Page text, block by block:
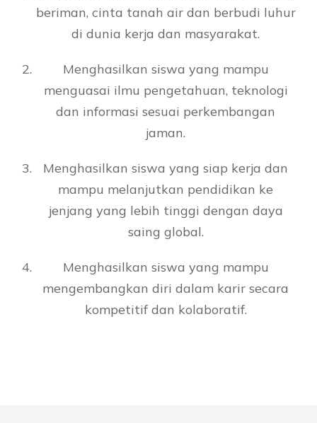
beriman, cinta tanah air dan berbudi luhur
di dunia kerja dan masyarakat.
Menghasilkan siswa yang mampu
menguasai ilmu pengetahuan, teknologi
dan informasi sesuai perkembangan
jaman.
Menghasilkan siswa yang siap kerja dan
mampu melanjutkan pendidikan ke
jenjang yang lebih tinggi dengan daya
saing global.
Menghasilkan siswa yang mampu
mengembangkan diri dalam karir secara
kompetitif dan kolaboratif.